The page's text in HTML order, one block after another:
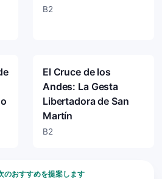
B2
El Cruce de los
Andes: La Gesta
Libertadora de San
Martín
B2
のおすすめを提案します